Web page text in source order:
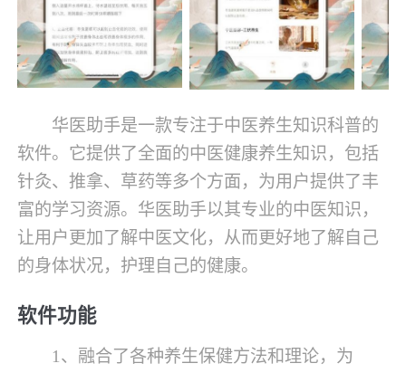
华医助手是一款专注于中医养生知识科普的
软件。它提供了全面的中医健康养生知识，包括
针灸、推拿、草药等多个方面，为用户提供了丰
富的学习资源。华医助手以其专业的中医知识，
让用户更加了解中医文化，从而更好地了解自己
的身体状况，护理自己的健康。
软件功能
1、融合了各种养生保健方法和理论，为